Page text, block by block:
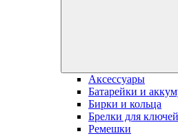
Аксессуары
Батарейки и
Бирки и кольца
Брелки для ключей
Ремешки